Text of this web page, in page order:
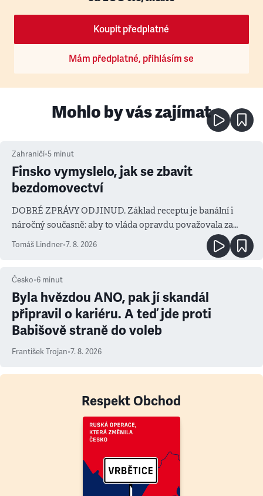
Koupit předplatné
Mám předplatné, přihlásím se
Mohlo by vás zajímat
Zahraničí•5 minut
Finsko vymyslelo, jak se zbavit
bezdomovectví
DOBRÉ ZPRÁVY ODJINUD. Základ receptu je banální i
náročný současně: aby to vláda opravdu považovala za
prioritu
Tomáš Lindner•7. 8. 2026
Česko•6 minut
Byla hvězdou ANO, pak jí skandál
připravil o kariéru. A teď jde proti
Babišově straně do voleb
František Trojan•7. 8. 2026
Respekt Obchod